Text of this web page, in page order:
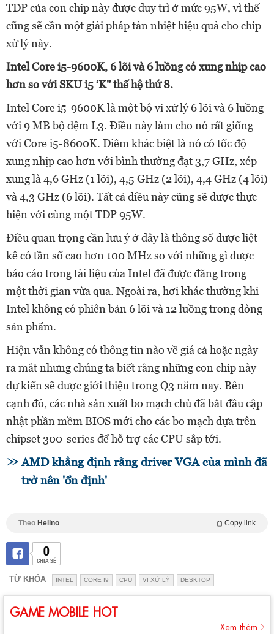
TDP của con chip này được duy trì ở mức 95W, vì thế
cũng sẽ cần một giải pháp tản nhiệt hiệu quả cho chip
xử lý này.
Intel Core i5-9600K, 6 lõi và 6 luồng có xung nhịp cao
hơn so với SKU i5 ‘K" thế hệ thứ 8.
Intel Core i5-9600K là một bộ vi xử lý 6 lõi và 6 luồng
với 9 MB bộ đệm L3. Điều này làm cho nó rất giống
với Core i5-8600K. Điểm khác biệt là nó có tốc độ
xung nhịp cao hơn với bình thường đạt 3,7 GHz, xép
xung là 4,6 GHz (1 lõi), 4,5 GHz (2 lõi), 4,4 GHz (4 lõi)
và 4,3 GHz (6 lõi). Tất cả điều này cũng sẽ được thực
hiện với cùng một TDP 95W.
Điều quan trọng cần lưu ý ở đây là thông số được liệt
kê có tần số cao hơn 100 MHz so với những gì được
báo cáo trong tài liệu của Intel đã được đăng trong
một thời gian vừa qua. Ngoài ra, hơi khác thường khi
Intel không có phiên bản 6 lõi và 12 luồng trong dòng
sản phẩm.
Hiện vẫn không có thông tin nào về giá cả hoặc ngày
ra mắt nhưng chúng ta biết rằng những con chip này
dự kiến sẽ được giới thiệu trong Q3 năm nay. Bên
cạnh đó, các nhà sản xuất bo mạch chủ đã bắt đầu cập
nhật phần mềm BIOS mới cho các bo mạch dựa trên
chipset 300-series để hỗ trợ các CPU sắp tới.
AMD khẳng định rằng driver VGA của mình đã
trở nên 'ổn định'
Theo Helino Copy link
0
CHIA SẺ
TỪ KHÓA INTEL CORE I9 CPU VI XỬ LÝ DESKTOP
GAME MOBILE HOT
Xem thêm